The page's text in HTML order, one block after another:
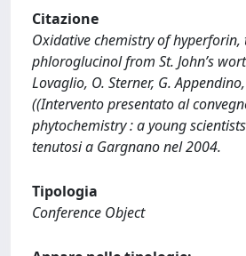
Citazione
Oxidative chemistry of
phloroglucinol from St. John’s
Lovaglio, O. Sterner, G.
((Intervento presentato al
phytochemistry : a young
tenutosi a Gargnano nel 2004.
Tipologia
Conference Object